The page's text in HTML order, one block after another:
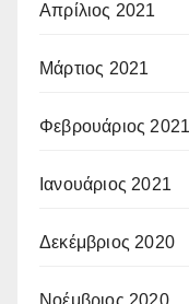
Απρίλιος 2021
Μάρτιος 2021
Φεβρουάριος 2021
Ιανουάριος 2021
Δεκέμβριος 2020